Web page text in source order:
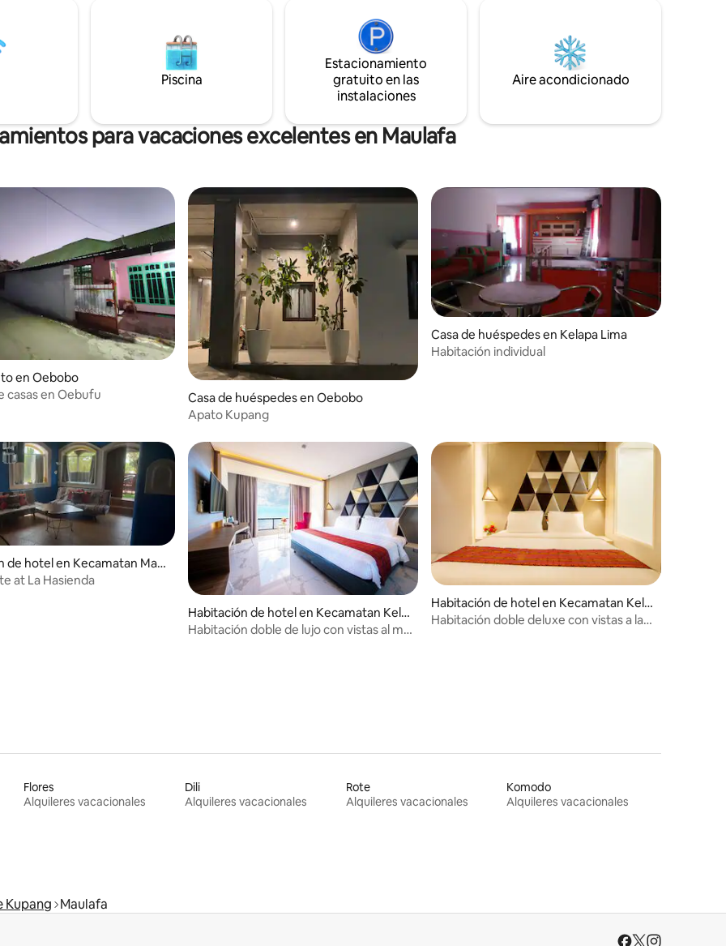
y alquiler de motocicletas
a precios económicos.
Piscina
Estacionamiento
gratuito en las
instalaciones
Aire acondicionado
para vacaciones excelentes en Maulafa
en Oebobo
casas en Oebufu
Casa de huéspedes en Oebobo
Apato Kupang
Casa de huéspedes en Kelapa Lima
Habitación individual
de hotel en Kecamatan Maul
at La Hasienda
Habitación de hotel en Kecamatan Kela
pa Lima
Habitación doble de lujo con vistas al mar
Habitación de hotel en Kecamatan Kela
pa Lima
Habitación doble deluxe con vistas a la
Flores
Alquileres vacacionales
Dili
Alquileres vacacionales
Rote
Alquileres vacacionales
Komodo
Alquileres vacacionales
Kupang Maulafa